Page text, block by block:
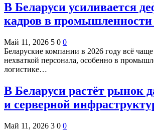
В Беларуси усиливается
кадров в промышленности
Май 11, 2026 5 0 0
Беларуские компании в 2026 году всё
нехваткой персонала, особенно в
логистике…
В Беларуси растёт рынок
и серверной
Май 11, 2026 3 0 0